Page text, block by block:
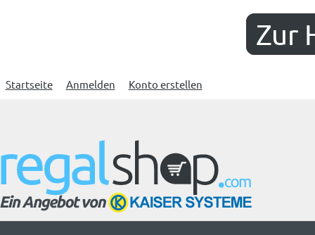
Zur
Startseite Anmelden Konto erstellen